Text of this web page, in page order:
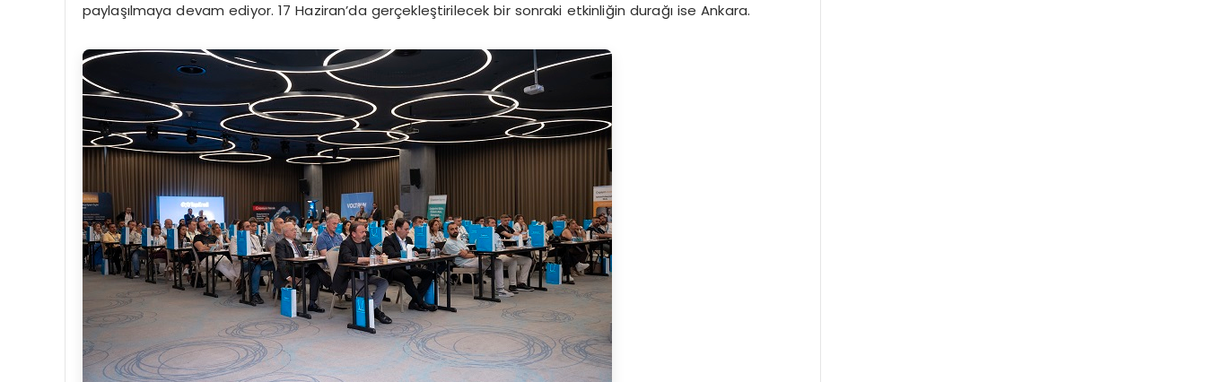
paylaşılmaya devam ediyor. 17 Haziran’da gerçekleştirilecek bir sonraki etkinliğin durağı ise Ankara.